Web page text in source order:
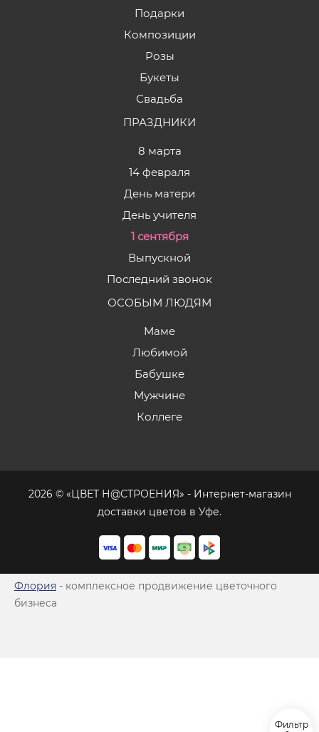
Подарки
Композиции
Розы
Букеты
Свадьба
ПРАЗДНИКИ
8 марта
14 февраля
День матери
День учителя
1 сентября
Выпускной
Последний звонок
ОСОБЫМ ЛЮДЯМ
Маме
Любимой
Бабушке
Мужчине
Коллеге
2026 © «ЦВЕТ Н@СТРОЕНИЯ» - Интернет-магазин
доставки цветов в Уфе.
Флория - комплексное продвижение цветочного
бизнеса
Фильтр